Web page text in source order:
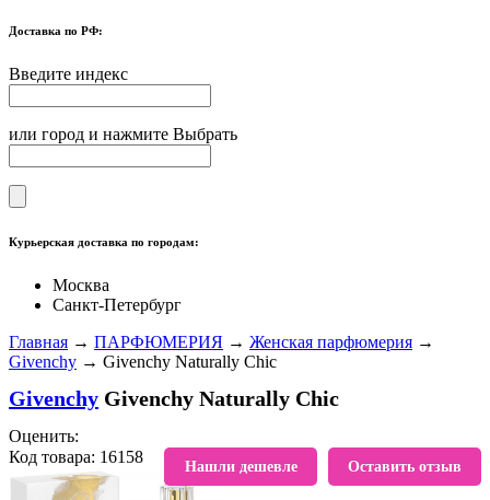
Доставка по РФ:
Введите индекс
или город и нажмите Выбрать
Курьерская доставка по городам:
Москва
Санкт-Петербург
Главная → ПАРФЮМЕРИЯ → Женская парфюмерия →
Givenchy → Givenchy Naturally Chic
Givenchy Givenchy Naturally Chic
Оставить отзыв
Нашли дешевле
Оценить:
Код товара: 16158
В избранное